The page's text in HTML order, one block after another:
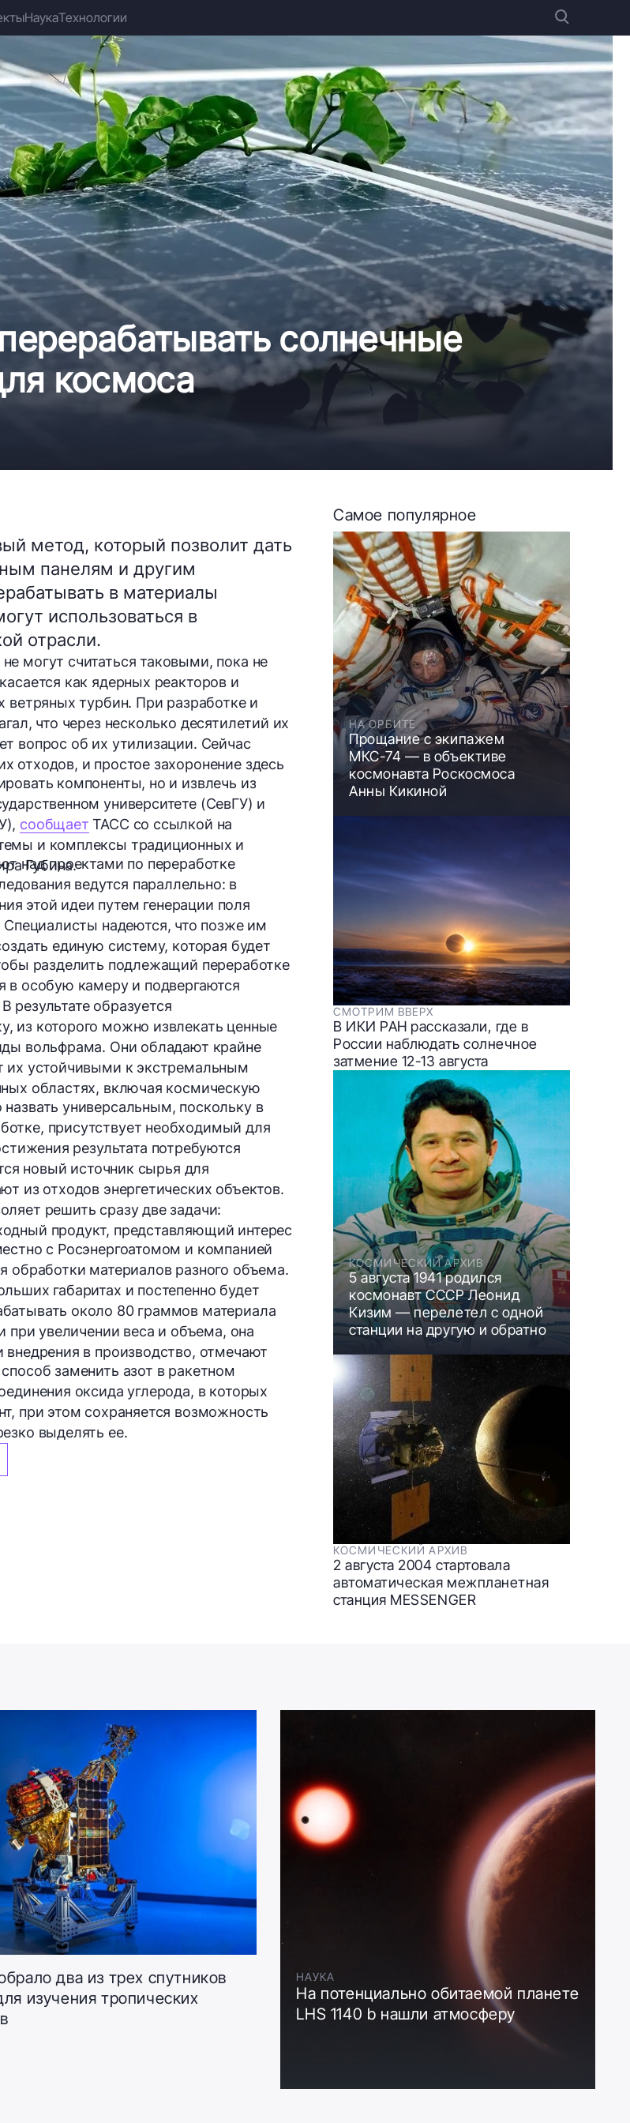
НаукаТехнологии
солнечные
космоса
метод, который позволит дать
панелям и другим
в материалы
использоваться в
отрасли.
могут считаться таковыми, пока не
как ядерных реакторов и
ветряных турбин. При разработке и
что через несколько десятилетий их
вопрос об их утилизации. Сейчас
отходов, и простое захоронение здесь
компоненты, но и извлечь из
университете (СевГУ) и
сообщает ТАСС со ссылкой на
и комплексы традиционных и
Губина.
над проектами по переработке
ведутся параллельно: в
этой идеи путем генерации поля
Специалисты надеются, что позже им
единую систему, которая будет
разделить подлежащий переработке
в особую камеру и подвергаются
образуется
из которого можно извлекать ценные
вольфрама. Они обладают крайне
их устойчивыми к экстремальным
областях, включая космическую
универсальным, поскольку в
присутствует необходимый для
результата потребуются
новый источник сырья для
из отходов энергетических объектов.
решить сразу две задачи:
продукт, представляющий интерес
с Росэнергоатомом и компанией
обработки материалов разного объема.
габаритах и постепенно будет
около 80 граммов материала
при увеличении веса и объема, она
в производство, отмечают
способ заменить азот в ракетном
оксида углерода, в которых
при этом сохраняется возможность
выделять ее.
Самое популярное
НА ОРБИТЕ
Прощание с экипажем
МКС-74 — в объективе
космонавта Роскосмоса
Анны Кикиной
СМОТРИМ ВВЕРХ
В ИКИ РАН рассказали, где в
России наблюдать солнечное
затмение 12-13 августа
КОСМИЧЕСКИЙ АРХИВ
5 августа 1941 родился
космонавт СССР Леонид
Кизим — перелетел с одной
станции на другую и обратно
КОСМИЧЕСКИЙ АРХИВ
2 августа 2004 стартовала
автоматическая межпланетная
станция MESSENGER
два из трех спутников
изучения тропических
НАУКА
На потенциально обитаемой планете
LHS 1140 b нашли атмосферу